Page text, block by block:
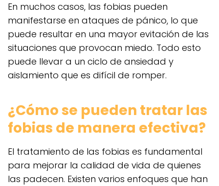
En muchos casos, las fobias pueden
manifestarse en ataques de pánico, lo que
puede resultar en una mayor evitación de las
situaciones que provocan miedo. Todo esto
puede llevar a un ciclo de ansiedad y
aislamiento que es difícil de romper.
¿Cómo se pueden tratar las
fobias de manera efectiva?
El tratamiento de las fobias es fundamental
para mejorar la calidad de vida de quienes
las padecen. Existen varios enfoques que han